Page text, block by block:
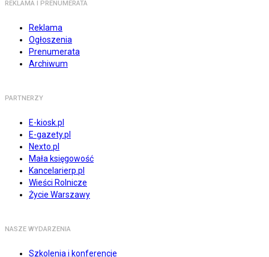
REKLAMA I PRENUMERATA
Reklama
Ogłoszenia
Prenumerata
Archiwum
PARTNERZY
E-kiosk.pl
E-gazety.pl
Nexto.pl
Mała księgowość
Kancelarierp.pl
Wieści Rolnicze
Życie Warszawy
NASZE WYDARZENIA
Szkolenia i konferencje